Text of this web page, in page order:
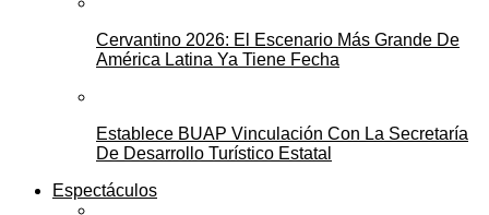
Cervantino 2026: El Escenario Más Grande De
América Latina Ya Tiene Fecha
Establece BUAP Vinculación Con La Secretaría
De Desarrollo Turístico Estatal
Espectáculos